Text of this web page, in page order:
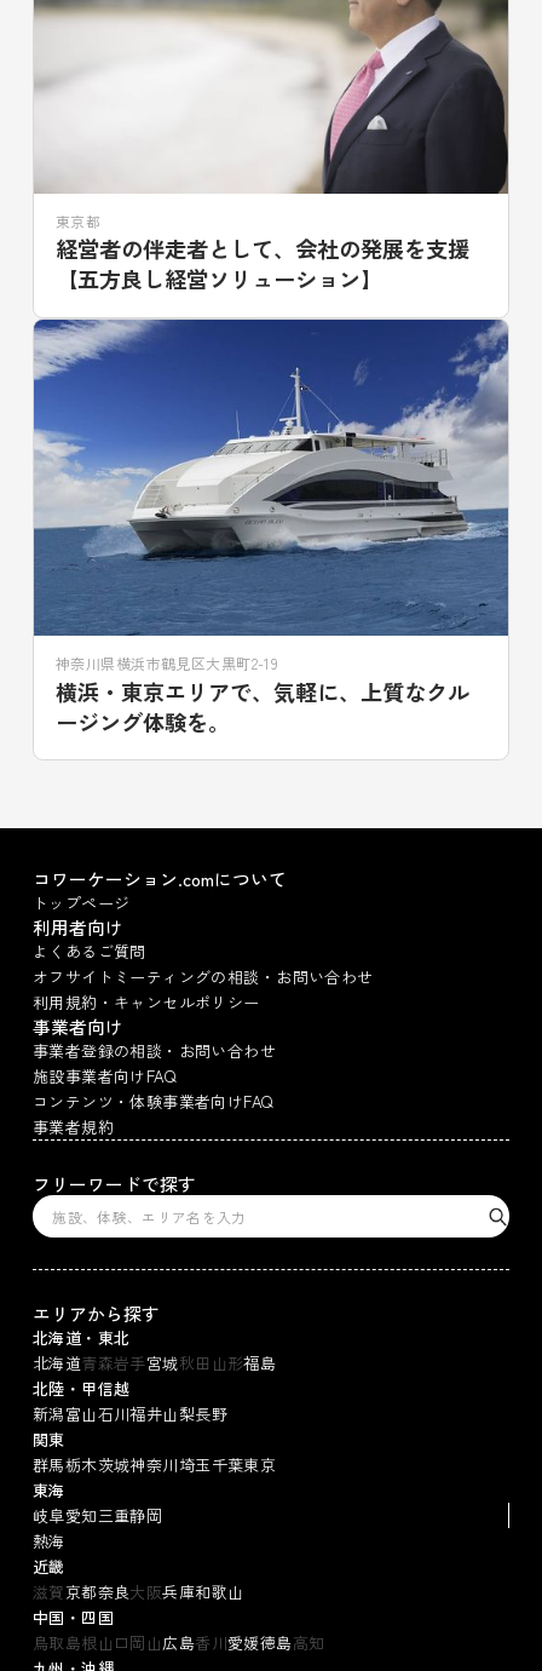
東京都
経営者の伴走者として、会社の発展を支援
【五方良し経営ソリューション】
神奈川県横浜市鶴見区大黒町2-19
横浜・東京エリアで、気軽に、上質なクル
ージング体験を。
コワーケーション.comについて
トップページ
利用者向け
よくあるご質問
オフサイトミーティングの相談・お問い合わせ
利用規約・キャンセルポリシー
事業者向け
事業者登録の相談・お問い合わせ
施設事業者向けFAQ
コンテンツ・体験事業者向けFAQ
事業者規約
フリーワードで探す
エリアから探す
北海道・東北
北海道青森岩手宮城秋田 山形福島
北陸・甲信越
新潟富山石川福井山梨長野
関東
群馬栃木茨城神奈川埼玉千葉東京
東海
岐阜愛知三重静岡
熱海
近畿
滋賀京都奈良大阪兵庫和歌山
中国・四国
鳥取島根 山口岡山広島香川愛媛徳島高知